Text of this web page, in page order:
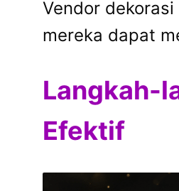
Vendor
mereka dapat
Langkah-
Efektif